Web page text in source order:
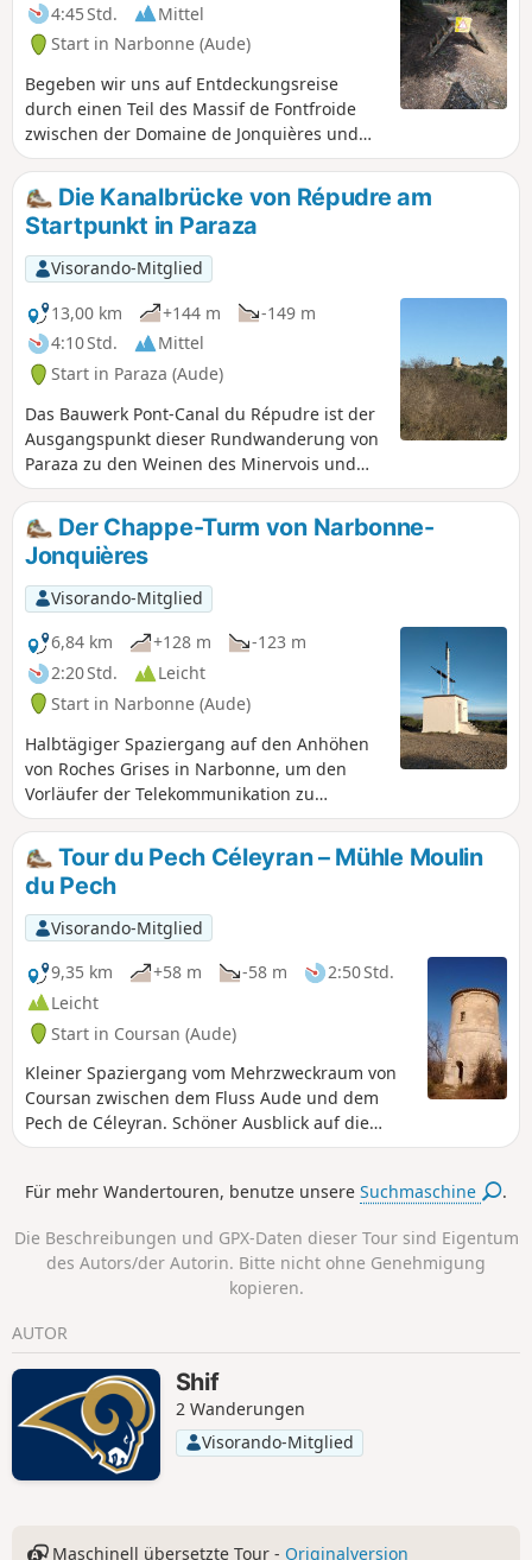
4:45 Std.
Mittel
Start in Narbonne (Aude)
Begeben wir uns auf Entdeckungsreise
durch einen Teil des Massif de Fontfroide
zwischen der Domaine de Jonquières und
der Abbaye de Fontfroide (Besichtigung
möglich) dank der zahlreichen DFCI-Wege,
die für den motorisierten Verkehr gesperrt
sind. Der Abschnitt Combe d'Enfer ist mit
Vorsicht zu begehen und nach Regenfällen
sogar zu meiden. Eine in den praktischen
Informationen beschriebene Variante
ermöglicht es, diese heikle Passage zu
umgehen.
Die Kanalbrücke von Répudre am
Startpunkt in Paraza
Visorando-Mitglied
13,00 km
+144 m
-149 m
4:10 Std.
Mittel
Start in Paraza (Aude)
Das Bauwerk Pont-Canal du Répudre ist der
Ausgangspunkt dieser Rundwanderung von
Paraza zu den Weinen des Minervois und
zum Bacchus-Garten in der Nähe der
Genossenschaftskellerei von Pouzols-
Minervois. Zuvor vermittelt die Passage
durch Sainte-Valière mit einem Abschnitt
des Camin Romieu einen Hauch von Saint-
Jacques. Aufgrund seiner Lage am Weg ist
dieses Dorf im Languedoc ein
unverzichtbarer Zwischenstopp für Pilger,
die auf der Voie des Piémonts eine
bereichernde Rast suchen.
Der Chappe-Turm von Narbonne-
Jonquières
Visorando-Mitglied
6,84 km
+128 m
-123 m
2:20 Std.
Leicht
Start in Narbonne (Aude)
Halbtägiger Spaziergang auf den Anhöhen
von Roches Grises in Narbonne, um den
Vorläufer der Telekommunikation zu
entdecken, mit einem herrlichen Blick auf
den Étang de Bages-Sigean.
Tour du Pech Céleyran – Mühle Moulin
du Pech
Visorando-Mitglied
9,35 km
+58 m -58 m
2:50 Std.
Leicht
Start in Coursan (Aude)
Kleiner Spaziergang vom Mehrzweckraum von
Coursan zwischen dem Fluss Aude und dem
Pech de Céleyran. Schöner Ausblick auf die
Ebene, die Montagne Noire und die Pyrenäen
Mühle von Pech.
Für mehr Wandertouren, benutze unsereSuchmaschine .
Die Beschreibungen und GPX-Daten dieser Tour sind Eigentum
des Autors/der Autorin. Bitte nicht ohne Genehmigung
kopieren.
AUTOR
Shif
2 Wanderungen
Visorando-Mitglied
Maschinell übersetzte Tour - Originalversion